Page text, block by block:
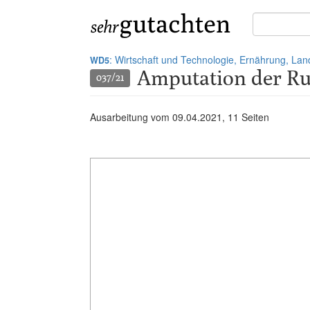
Suche
in
WD5: Wirtschaft und Technologie, Ernährung,
037/21 Amputation der
Ausarbeitung vom 09.04.2021 , 11 Seiten